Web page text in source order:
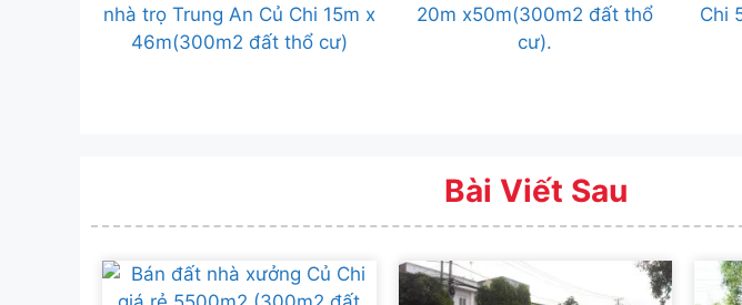
nhà trọ Trung An Củ Chi 15m x
46m(300m2 đất thổ cư)
20m x50m(300m2 đất thổ
cư).
Chi
Bài Viết Sau